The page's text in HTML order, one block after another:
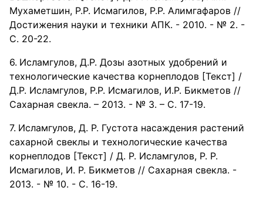
Мухаметшин, Р.Р. Исмагилов, Р.Р. Алимгафаров //
Достижения науки и техники АПК. - 2010. - № 2. -
С. 20-22.
Исламгулов, Д.Р. Дозы азотных удобрений и
технологические качества корнеплодов [Текст] /
Д.Р. Исламгулов, Р.Р. Исмагилов, И.Р. Бикметов //
Сахарная свекла. – 2013. - № 3. – С. 17-19.
Исламгулов, Д. Р. Густота насаждения растений
сахарной свеклы и технологические качества
корнеплодов [Текст] / Д. Р. Исламгулов, Р. Р.
Исмагилов, И. Р. Бикметов // Сахарная свекла. -
2013. - № 10. - С. 16-19.